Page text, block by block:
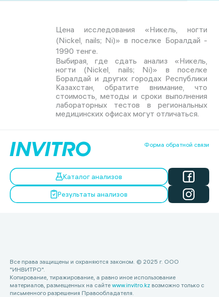
Цена исследования «Никель, ногти
(Nickel, nails; Ni)» в поселке Боралдай -
1990 тенге.
Выбирая, где сдать анализ «Никель,
ногти (Nickel, nails; Ni)» в поселке
Боралдай и других городах Республики
Казахстан, обратите внимание, что
стоимость, методы и сроки выполнения
лабораторных тестов в региональных
медицинских офисах могут отличаться.
Форма обратной связи
Каталог анализов
Результаты анализов
Все права защищены и охраняются законом. © 2025 г. ООО
"ИНВИТРО".
Копирование, тиражирование, а равно иное использование
материалов, размещенных на сайте www.invitro.kz возможно только с
письменного разрешения Правообладателя.